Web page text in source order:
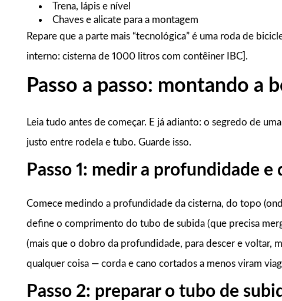
Trena, lápis e nível
Chaves e alicate para a montagem
Repare que a parte mais “tecnológica” é uma roda de
interno: cisterna de 1000 litros com contêiner IBC].
Passo a passo: montando a
Leia tudo antes de começar. E já adianto: o segredo de
justo entre rodela e tubo. Guarde isso.
Passo 1: medir a profundidade
Comece medindo a profundidade da cisterna, do topo
define o comprimento do tubo de subida (que precisa
(mais que o dobro da profundidade, para descer e voltar,
qualquer coisa — corda e cano cortados a menos viram
Passo 2: preparar o tubo de